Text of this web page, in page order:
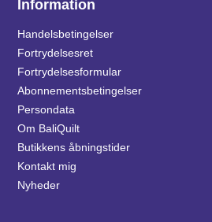
Information
Handelsbetingelser
Fortrydelsesret
Fortrydelsesformular
Abonnementsbetingelser
Persondata
Om BaliQuilt
Butikkens åbningstider
Kontakt mig
Nyheder